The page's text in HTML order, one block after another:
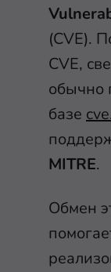
(CVE).
CVE,
обычно
базе
MITRE.
Обмен